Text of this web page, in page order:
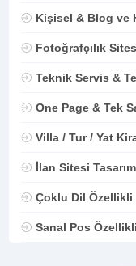
Kişisel & Blog ve
Fotoğrafçılık
Teknik Servis &
One Page & Tek
Villa / Tur / Yat
İlan Sitesi
Çoklu Dil Özellikli
Sanal Pos